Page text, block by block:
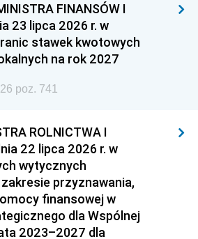
FINANSÓW I
23 lipca 2026 r. w
stawek kwotowych
na rok 2027
poz. 741
ROLNICTWA I
22 lipca 2026 r. w
wytycznych
przyznawania,
finansowej w
dla Wspólnej
2023–2027 dla